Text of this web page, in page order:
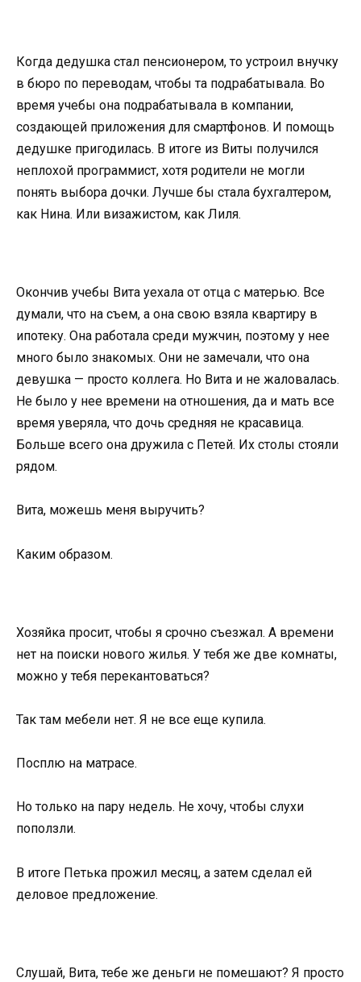
Когда дедушка стал пенсионером, то устроил внучку
в бюро по переводам, чтобы та подрабатывала. Во
время учебы она подрабатывала в компании,
создающей приложения для смартфонов. И помощь
дедушке пригодилась. В итоге из Виты получился
неплохой программист, хотя родители не могли
понять выбора дочки. Лучше бы стала бухгалтером,
как Нина. Или визажистом, как Лиля.
Окончив учебы Вита уехала от отца с матерью. Все
думали, что на съем, а она свою взяла квартиру в
ипотеку. Она работала среди мужчин, поэтому у нее
много было знакомых. Они не замечали, что она
девушка — просто коллега. Но Вита и не жаловалась.
Не было у нее времени на отношения, да и мать все
время уверяла, что дочь средняя не красавица.
Больше всего она дружила с Петей. Их столы стояли
рядом.
Вита, можешь меня выручить?
Каким образом.
Хозяйка просит, чтобы я срочно съезжал. А времени
нет на поиски нового жилья. У тебя же две комнаты,
можно у тебя перекантоваться?
Так там мебели нет. Я не все еще купила.
Посплю на матрасе.
Но только на пару недель. Не хочу, чтобы слухи
поползли.
В итоге Петька прожил месяц, а затем сделал ей
деловое предложение.
Слушай, Вита, тебе же деньги не помешают? Я просто